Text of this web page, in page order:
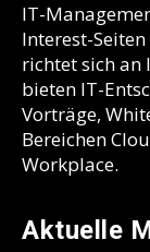
IT-
Interest-
richtet sich an
bieten IT-
Vorträge,
Bereichen
Workplace.
Aktuelle